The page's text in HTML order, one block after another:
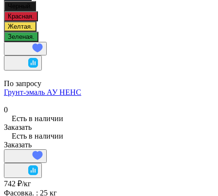
Черный.
Красная.
Желтая.
Зеленая.
По запросу
Грунт-эмаль АУ НЕНС
0
Есть в наличии
Заказать
Есть в наличии
Заказать
742 ₽/кг
Фасовка. : 25 кг